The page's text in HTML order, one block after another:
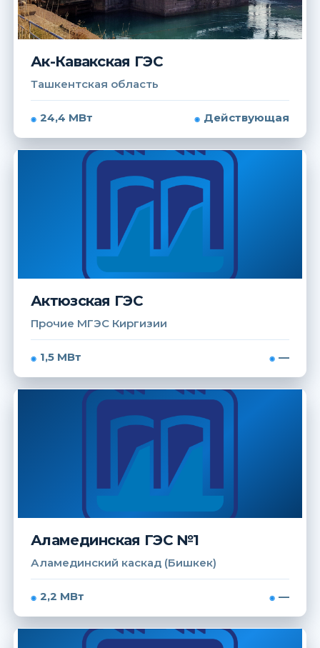
Ак-Кавакская ГЭС
Ташкентская область
24,4 МВт Действующая
Актюзская ГЭС
Прочие МГЭС Киргизии
1,5 МВт —
Аламединская ГЭС №1
Аламединский каскад (Бишкек)
2,2 МВт —